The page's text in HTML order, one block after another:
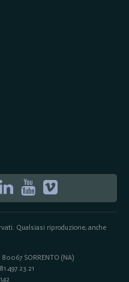
Qualsiasi riproduzione, anche
SORRENTO (NA)